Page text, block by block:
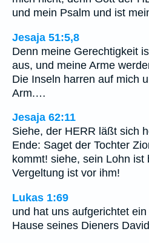
und mein Psalm und ist
Jesaja 51:5,8
Denn meine Gerechtigkeit
aus, und meine Arme
Die Inseln harren auf mich
Arm.…
Jesaja 62:11
Siehe, der HERR läßt sich
Ende: Saget der Tochter
kommt! siehe, sein Lohn ist
Vergeltung ist vor ihm!
Lukas 1:69
und hat uns aufgerichtet
Hause seines Dieners